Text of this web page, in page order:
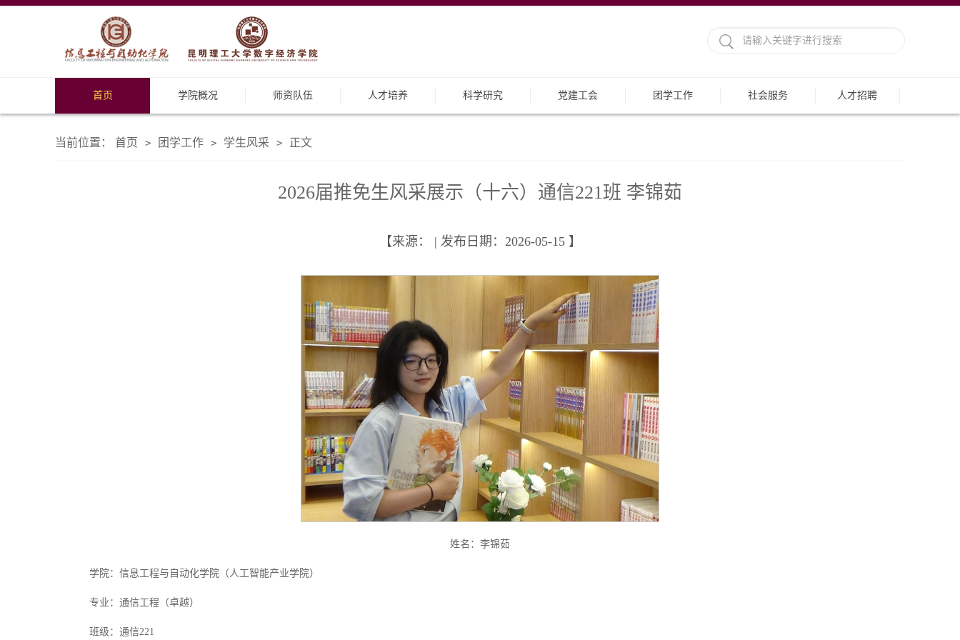
首页 学院概况 师资队伍 人才培养 科学研究 党建工会 团学工作 社会服务 人才招聘
当前位置： 首页 > 团学工作 > 学生风采 > 正文
2026届推免生风采展示（十六）通信221班 李锦茹
【来源： | 发布日期：2026-05-15 】
姓名：李锦茹
学院：信息工程与自动化学院（人工智能产业学院）
专业：通信工程（卓越）
班级：通信221